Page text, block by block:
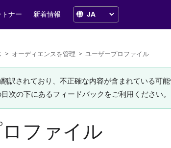
ナー 新着情報
> オーディエンスを管理 > ユーザープロファイル
訳されており、不正確な内容が含まれている可
次の下にあるフィードバックをご利用ください。
ファイル